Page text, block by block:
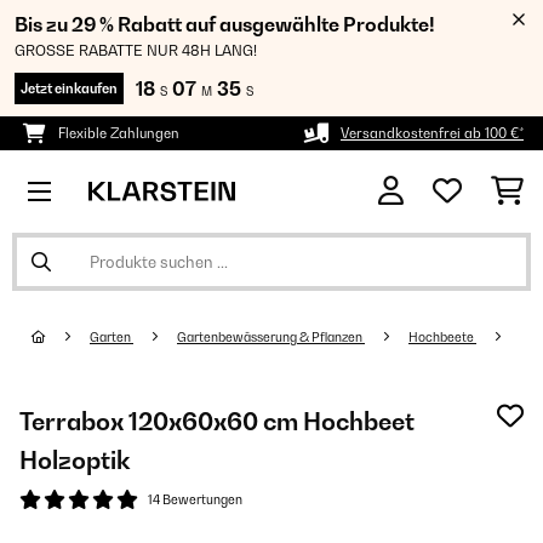
Bis zu 29 % Rabatt auf ausgewählte Produkte!
GROSSE RABATTE NUR 48H LANG!
Jetzt einkaufen 18 S 07 M 34 S
Flexible Zahlungen Versandkostenfrei ab 100 €*
Garten Gartenbewässerung & Pflanzen Hochbeete
Terrabox 120x60x60 cm Hochbeet
Holzoptik
14 Bewertungen